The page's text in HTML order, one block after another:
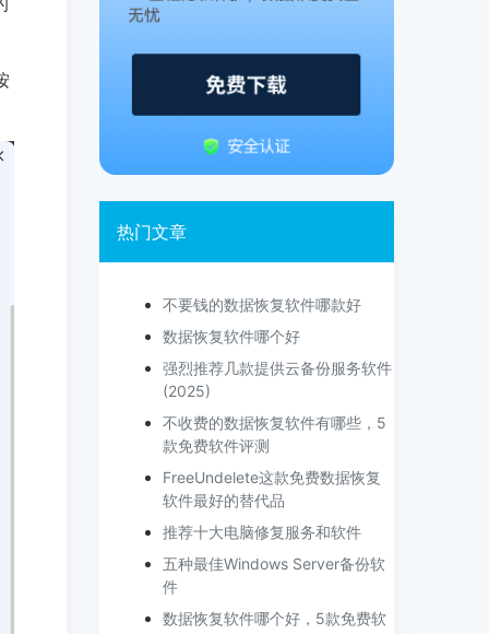
热门文章
不要钱的数据恢复软件哪款好
数据恢复软件哪个好
强烈推荐几款提供云备份服务软件
(2025)
不收费的数据恢复软件有哪些，5
款免费软件评测
FreeUndelete这款免费数据恢复
软件最好的替代品
推荐十大电脑修复服务和软件
五种最佳Windows Server备份软
件
数据恢复软件哪个好，5款免费软